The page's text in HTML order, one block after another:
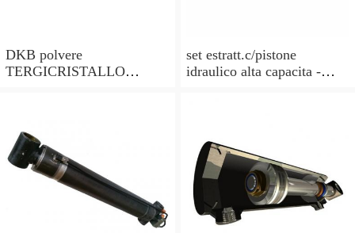
DKB polvere
TERGICRISTALLO
set estratt.c/pistone
idraulico alta capacita -